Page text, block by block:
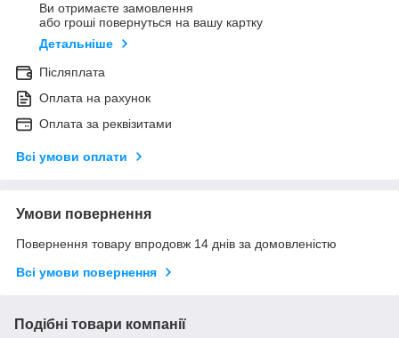
Ви отримаєте замовлення
або гроші повернуться на вашу картку
Детальніше
Післяплата
Оплата на рахунок
Оплата за реквізитами
Всі умови оплати
Умови повернення
Повернення товару впродовж 14 днів за домовленістю
Всі умови повернення
Подібні товари компанії